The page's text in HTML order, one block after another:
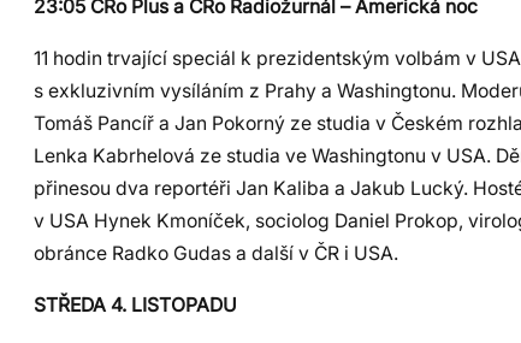
23:05 ČRo Plus a ČRo Radiožurnál – Americká noc
11 hodin trvající speciál k prezidentským volbám v USA
s exkluzivním vysíláním z Prahy a Washingtonu.
Tomáš Pancíř a Jan Pokorný ze studia v Českém
Lenka Kabrhelová ze studia ve Washingtonu v USA.
přinesou dva reportéři Jan Kaliba a Jakub Lucký.
v USA Hynek Kmoníček, sociolog Daniel Prokop,
obránce Radko Gudas a další v ČR i USA.
STŘEDA 4. LISTOPADU